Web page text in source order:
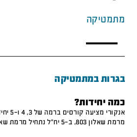
מתמטיקה
בגרות במתמטיקה
כמה יחידות?
מרמת שאלון 803, ב-5 יח"ל נתחיל מרמת שאלון 805.